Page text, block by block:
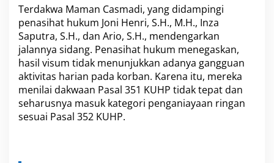
k
w
a
Terdakwa Maman Casmadi, yang didampingi
penasihat hukum Joni Henri, S.H., M.H., Inza
Saputra, S.H., dan Ario, S.H., mendengarkan
jalannya sidang. Penasihat hukum menegaskan,
hasil visum tidak menunjukkan adanya gangguan
aktivitas harian pada korban. Karena itu, mereka
menilai dakwaan Pasal 351 KUHP tidak tepat dan
seharusnya masuk kategori penganiayaan ringan
sesuai Pasal 352 KUHP.